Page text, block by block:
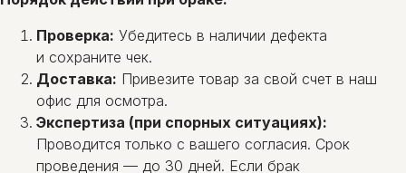
Проверка: Убедитесь в наличии дефекта
и сохраните чек.
Доставка: Привезите товар за свой счет в наш
офис для осмотра.
Экспертиза (при спорных ситуациях):
Проводится только с вашего согласия. Срок
проведения — до 30 дней. Если брак